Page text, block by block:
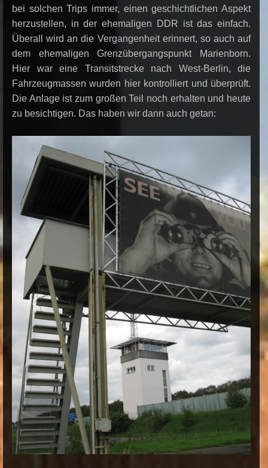
bei solchen Trips immer, einen geschichtlichen Aspekt
herzustellen, in der ehemaligen DDR ist das einfach.
Überall wird an die Vergangenheit erinnert, so auch auf
dem ehemaligen Grenzübergangspunkt Marienborn.
Hier war eine Transitstrecke nach West-Berlin, die
Fahrzeugmassen wurden hier kontrolliert und überprüft.
Die Anlage ist zum großen Teil noch erhalten und heute
zu besichtigen. Das haben wir dann auch getan: